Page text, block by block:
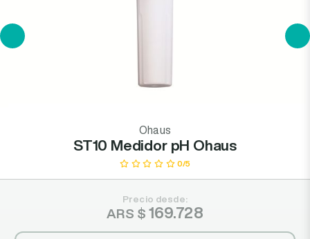
Ohaus
ST10 Medidor pH Ohaus
0/5
Precio desde:
ARS $ 169.728